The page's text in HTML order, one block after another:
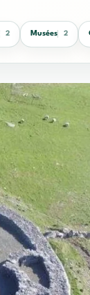
2 Musées 2